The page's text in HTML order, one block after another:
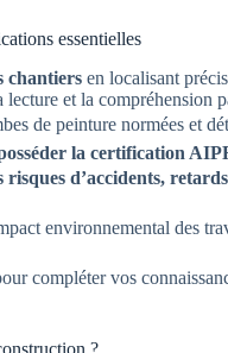
essentielles
chantiers en localisant
lecture et la compréhension
de peinture normées et
la certification
d’accidents,
environnemental des
compléter vos
?